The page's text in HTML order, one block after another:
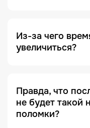
был
именно случилось
Из-за чего
увеличиться?
ремонта возникает
проблема
зафиксировать и
Правда, что
не будет такой
поломки?